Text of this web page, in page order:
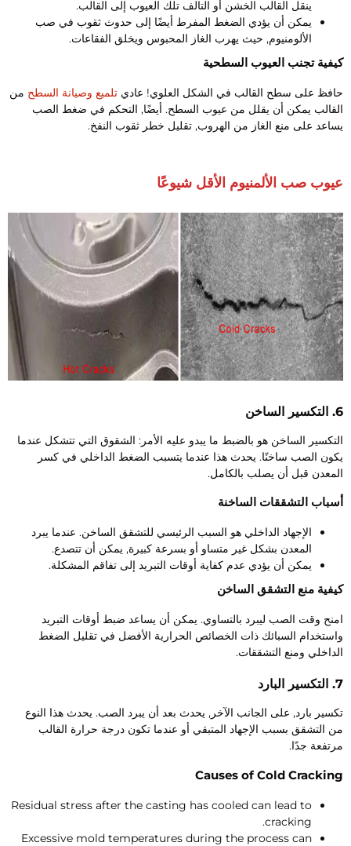
ينقل القالب الخشن أو التالف تلك العيوب إلى القالب.
يمكن أن يؤدي الضغط المفرط أيضًا إلى حدوث ثقوب في صب
الألومنيوم, حيث يهرب الغاز المحبوس ويخلق الفقاعات.
تجنب العيوب السطحية
على سطح القالب في الشكل العلوي! عاديتلميع وصيانة السطحمن
يمكن أن يقلل من عيوب السطح. أيضًا, التحكم في ضغط الصب
على منع الغاز من الهروب, تقليل خطر ثقوب النفخ.
صب الألمنيوم الأقل شيوعًا
الساخن هو بالضبط ما يبدو عليه الأمر: الشقوق التي تتشكل عندما
الصب ساخنًا. يحدث هذا عندما يتسبب الضغط الداخلي في كسر
قبل أن يصلب بالكامل.
التشققات الساخنة
الإجهاد الداخلي هو السبب الرئيسي للتشقق الساخن. عندما يبرد
المعدن بشكل غير متساو أو بسرعة كبيرة, يمكن أن تتصدع.
يمكن أن يؤدي عدم كفاية أوقات التبريد إلى تفاقم المشكلة.
منع التشقق الساخن
وقت الصب ليبرد بالتساوي. يمكن أن يساعد ضبط أوقات التبريد
السبائك ذات الخصائص الحرارية الأفضل في تقليل الضغط
ومنع التشققات.
بارد, على الجانب الآخر, يحدث بعد أن يبرد الصب. يحدث هذا النوع
التشقق بسبب الإجهاد المتبقي أو عندما تكون درجة حرارة القالب
جدًا.
Causes of Cold
Residual stress after the casting has cooled can lead to
cracking
.
Excessive mold temperatures during the process can